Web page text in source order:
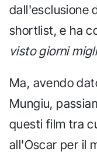
dall'esclusione
shortlist, e ha
visto giorni
Ma, avendo
Mungiu,
questi film tra
all'Oscar per il